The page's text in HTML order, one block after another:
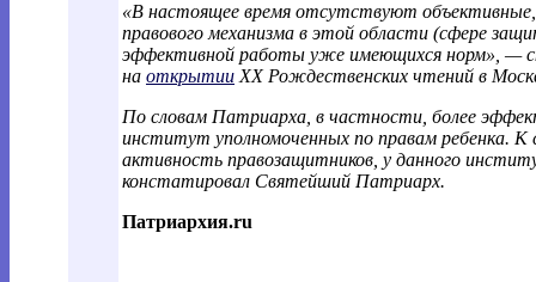
«В настоящее время отсутствуют
правового механизма в этой области (сфере
эффективной работы уже имеющихся норм», —
на открытии XX Рождественских чтений в
По словам Патриарха, в частности, более
институт уполномоченных по правам ребенка.
активность правозащитников, у данного
констатировал Святейший Патриарх.
Патриархия.ru